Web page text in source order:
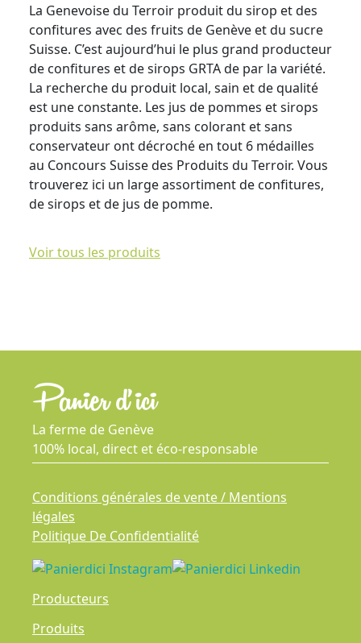
La Genevoise du Terroir produit du sirop et des
confitures avec des fruits de Genève et du sucre
Suisse. C’est aujourd’hui le plus grand producteur
de confitures et de sirops GRTA de par la variété.
La recherche du produit local, sain et de qualité
est une constante. Les jus de pommes et sirops
produits sans arôme, sans colorant et sans
conservateur ont décroché en tout 6 médailles
au Concours Suisse des Produits du Terroir. Vous
trouverez ici un large assortiment de confitures,
de sirops et de jus de pomme.
Voir tous les produits
La ferme de Genève
100% local, direct et éco-responsable
Conditions générales de vente / Mentions
légales
Politique De Confidentialité
Producteurs
Produits